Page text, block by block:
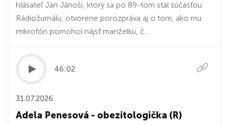
hlásateľ Ján Jánoši, ktorý sa po 89-tom stal súčasťou
Rádiožurnálu, otvorene porozpráva aj o tom, ako mu
mikrofón pomohol nájsť manželku, č...
46:02
31.07.2026
Adela Penesová - obezitologička (R)